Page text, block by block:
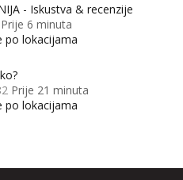
- Iskustva & recenzije
Prije 6 minuta
po lokacijama
Prije 21 minuta
po lokacijama